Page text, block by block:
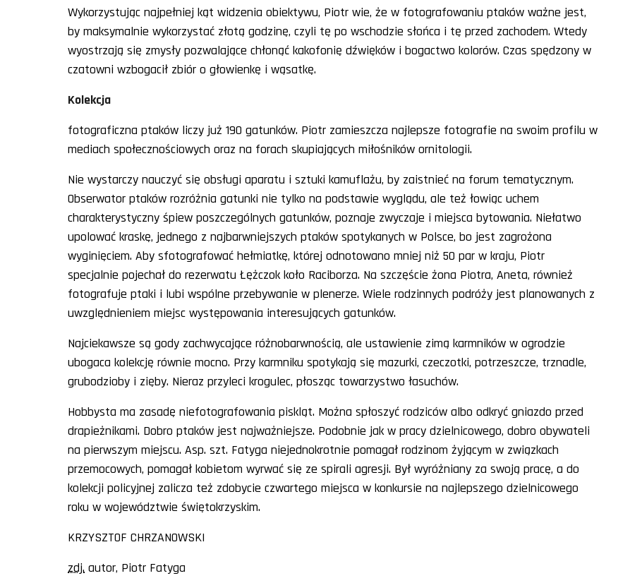
Wykorzystując najpełniej kąt widzenia obiektywu, Piotr wie, że w fotografowaniu ptaków ważne jest,
by maksymalnie wykorzystać złotą godzinę, czyli tę po wschodzie słońca i tę przed zachodem. Wtedy
wyostrzają się zmysły pozwalające chłonąć kakofonię dźwięków i bogactwo kolorów. Czas spędzony w
czatowni wzbogacił zbiór o głowienkę i wąsatkę.
Kolekcja
fotograficzna ptaków liczy już 190 gatunków. Piotr zamieszcza najlepsze fotografie na swoim profilu w
mediach społecznościowych oraz na forach skupiających miłośników ornitologii.
Nie wystarczy nauczyć się obsługi aparatu i sztuki kamuflażu, by zaistnieć na forum tematycznym.
Obserwator ptaków rozróżnia gatunki nie tylko na podstawie wyglądu, ale też łowiąc uchem
charakterystyczny śpiew poszczególnych gatunków, poznaje zwyczaje i miejsca bytowania. Niełatwo
upolować kraskę, jednego z najbarwniejszych ptaków spotykanych w Polsce, bo jest zagrożona
wyginięciem. Aby sfotografować hełmiatkę, której odnotowano mniej niż 50 par w kraju, Piotr
specjalnie pojechał do rezerwatu Łężczok koło Raciborza. Na szczęście żona Piotra, Aneta, również
fotografuje ptaki i lubi wspólne przebywanie w plenerze. Wiele rodzinnych podróży jest planowanych z
uwzględnieniem miejsc występowania interesujących gatunków.
Najciekawsze są gody zachwycające różnobarwnością, ale ustawienie zimą karmników w ogrodzie
ubogaca kolekcję równie mocno. Przy karmniku spotykają się mazurki, czeczotki, potrzeszcze, trznadle,
grubodzioby i zięby. Nieraz przyleci krogulec, płosząc towarzystwo łasuchów.
Hobbysta ma zasadę niefotografowania piskląt. Można spłoszyć rodziców albo odkryć gniazdo przed
drapieżnikami. Dobro ptaków jest najważniejsze. Podobnie jak w pracy dzielnicowego, dobro obywateli
na pierwszym miejscu. Asp. szt. Fatyga niejednokrotnie pomagał rodzinom żyjącym w związkach
przemocowych, pomagał kobietom wyrwać się ze spirali agresji. Był wyróżniany za swoją pracę, a do
kolekcji policyjnej zalicza też zdobycie czwartego miejsca w konkursie na najlepszego dzielnicowego
roku w województwie świętokrzyskim.
KRZYSZTOF CHRZANOWSKI
zdj. autor, Piotr Fatyga